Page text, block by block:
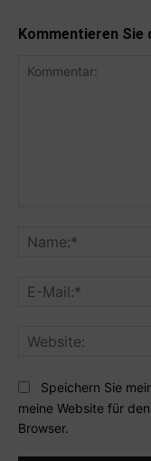
Kommentieren Sie
Speichern Sie
meine Website für
Browser.